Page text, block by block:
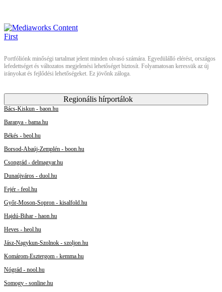
Portfóliónk minőségi tartalmat jelent minden olvasó számára. Egyedülálló elérést, országos
lefedettséget és változatos megjelenési lehetőséget biztosít. Folyamatosan keressük az új
irányokat és fejlődési lehetőségeket. Ez jövőnk záloga.
Regionális hírportálok
Bács-Kiskun - baon.hu
Baranya - bama.hu
Békés - beol.hu
Borsod-Abaúj-Zemplén - boon.hu
Csongrád - delmagyar.hu
Dunaújváros - duol.hu
Fejér - feol.hu
Győr-Moson-Sopron - kisalfold.hu
Hajdú-Bihar - haon.hu
Heves - heol.hu
Jász-Nagykun-Szolnok - szoljon.hu
Komárom-Esztergom - kemma.hu
Nógrád - nool.hu
Somogy - sonline.hu